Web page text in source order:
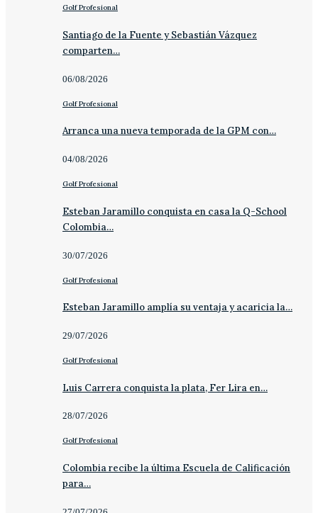
Golf Profesional
Santiago de la Fuente y Sebastián Vázquez
comparten…
06/08/2026
Golf Profesional
Arranca una nueva temporada de la GPM con…
04/08/2026
Golf Profesional
Esteban Jaramillo conquista en casa la Q-School
Colombia…
30/07/2026
Golf Profesional
Esteban Jaramillo amplía su ventaja y acaricia la…
29/07/2026
Golf Profesional
Luis Carrera conquista la plata, Fer Lira en…
28/07/2026
Golf Profesional
Colombia recibe la última Escuela de Calificación
para…